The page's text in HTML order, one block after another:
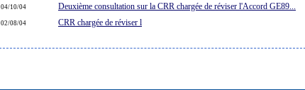
04/10/04 Deuxième consultation sur la CRR chargée de réviser l'Accord GE89...
02/08/04 CRR chargée de réviser l